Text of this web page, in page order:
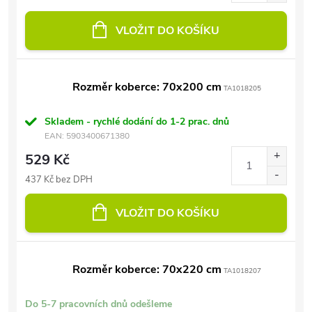
VLOŽIT DO KOŠÍKU
Rozměr koberce: 70x200 cm TA1018205
Skladem - rychlé dodání do 1-2 prac. dnů
EAN: 5903400671380
529 Kč
437 Kč bez DPH
VLOŽIT DO KOŠÍKU
Rozměr koberce: 70x220 cm TA1018207
Do 5-7 pracovních dnů odešleme